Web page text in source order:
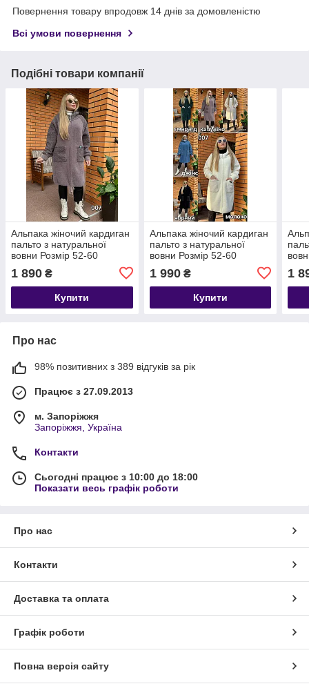
Повернення товару впродовж 14 днів за домовленістю
Всі умови повернення
Подібні товари компанії
Альпака жіночий кардиган
пальто з натуральної
вовни Розмір 52-60
1 890 ₴
Купити
Альпака жіночий кардиган
пальто з натуральної
вовни Розмір 52-60
1 990₴
Купити
1
Про нас
98% позитивних з 389 відгуків за рік
Працює з 27.09.2013
м. Запоріжжя
Запоріжжя, Україна
Контакти
Сьогодні працює з 10:00 до 18:00
Показати весь графік роботи
Про нас
Контакти
Доставка та оплата
Графік роботи
Повна версія сайту